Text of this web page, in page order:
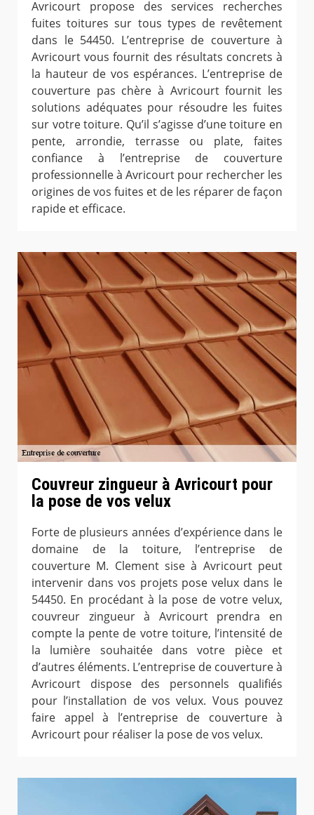
Avricourt propose des services recherches
fuites toitures sur tous types de revêtement
dans le 54450. L’entreprise de couverture à
Avricourt vous fournit des résultats concrets à
la hauteur de vos espérances. L’entreprise de
couverture pas chère à Avricourt fournit les
solutions adéquates pour résoudre les fuites
sur votre toiture. Qu’il s’agisse d’une toiture en
pente, arrondie, terrasse ou plate, faites
confiance à l’entreprise de couverture
professionnelle à Avricourt pour rechercher les
origines de vos fuites et de les réparer de façon
rapide et efficace.
Couvreur zingueur à Avricourt pour
la pose de vos velux
Forte de plusieurs années d’expérience dans le
domaine de la toiture, l’entreprise de
couverture M. Clement sise à Avricourt peut
intervenir dans vos projets pose velux dans le
54450. En procédant à la pose de votre velux,
couvreur zingueur à Avricourt prendra en
compte la pente de votre toiture, l’intensité de
la lumière souhaitée dans votre pièce et
d’autres éléments. L’entreprise de couverture à
Avricourt dispose des personnels qualifiés
pour l’installation de vos velux. Vous pouvez
faire appel à l’entreprise de couverture à
Avricourt pour réaliser la pose de vos velux.